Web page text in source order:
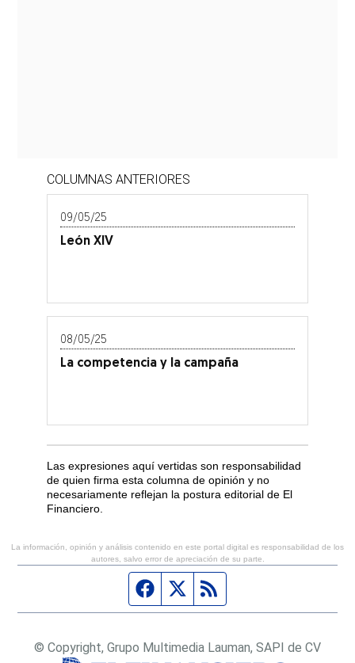
COLUMNAS ANTERIORES
09/05/25
León XIV
08/05/25
La competencia y la campaña
Las expresiones aquí vertidas son responsabilidad
de quien firma esta columna de opinión y no
necesariamente reflejan la postura editorial de El
Financiero.
La información, opinión y análisis contenido en este portal digital es responsabilidad de los
autores, salvo error de apreciación de su parte.
Página de Facebook
Fuente Twitter
© Copyright, Grupo Multimedia Lauman, SAPI de CV